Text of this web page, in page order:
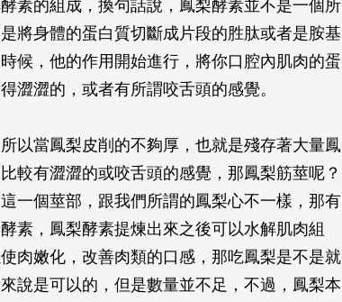
素的組成，換句話說，鳳梨酵素並不是一個所
將身體的蛋白質切斷成片段的胜肽或者是胺基
候，他的作用開始進行，將你口腔內肌肉的蛋
澀澀的，或者有所謂咬舌頭的感覺。
以當鳳梨皮削的不夠厚，也就是殘存著大量鳳
較有澀澀的或咬舌頭的感覺，那鳳梨筋莖呢？
一個莖部，跟我們所謂的鳳梨心不一樣，那有
素，鳳梨酵素提煉出來之後可以水解肌肉組
肉嫩化，改善肉類的口感，那吃鳳梨是不是就
說是可以的，但是數量並不足，不過，鳳梨本